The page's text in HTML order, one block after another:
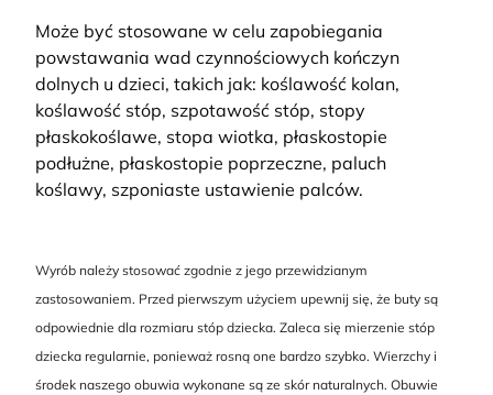
Może być stosowane w celu zapobiegania
powstawania wad czynnościowych kończyn
dolnych u dzieci, takich jak: koślawość kolan,
koślawość stóp, szpotawość stóp, stopy
płaskokoślawe, stopa wiotka, płaskostopie
podłużne, płaskostopie poprzeczne, paluch
koślawy, szponiaste ustawienie palców.
Wyrób należy stosować zgodnie z jego przewidzianym
zastosowaniem. Przed pierwszym użyciem upewnij się, że buty są
odpowiednie dla rozmiaru stóp dziecka. Zaleca się mierzenie stóp
dziecka regularnie, ponieważ rosną one bardzo szybko. Wierzchy i
środek naszego obuwia wykonane są ze skór naturalnych. Obuwie